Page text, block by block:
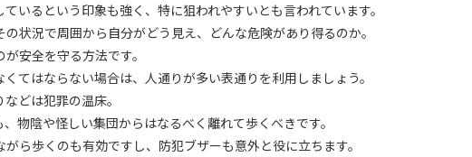
いるという印象も強く、特に狙われやすいとも言われています。
状況で周囲から自分がどう見え、どんな危険があり得るのか。
安全を守る方法です。
てはならない場合は、人通りが多い表通りを利用しましょう。
どは犯罪の温床。
物陰や怪しい集団からはなるべく離れて歩くべきです。
ら歩くのも有効ですし、防犯ブザーも意外と役に立ちます。